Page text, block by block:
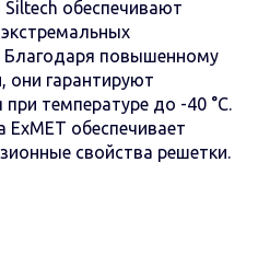
обеспечивают
Благодаря повышенному
они гарантируют
температуре до -40 °C.
ExMET обеспечивает
свойства решетки.